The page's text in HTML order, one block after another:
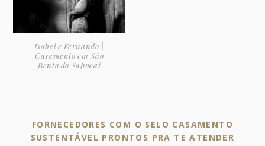
Isabel e Fernando |
Casamento em São
Bento do Sapucaí
FORNECEDORES COM O SELO CASAMENTO
SUSTENTÁVEL PRONTOS PRA TE ATENDER